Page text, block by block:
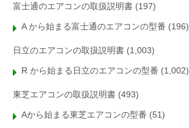
富士通のエアコンの取扱説明書 (197)
A から始まる富士通のエアコンの型番 (196)
日立のエアコンの取扱説明書 (1,003)
R から始まる日立のエアコンの型番 (1,002)
東芝エアコンの取扱説明書 (493)
Aから始まる東芝エアコンの型番 (51)